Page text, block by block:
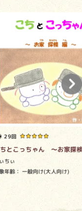
29回
とこっちゃん ～お家探
ちぃ
年齢： 一般向け(大人向け)